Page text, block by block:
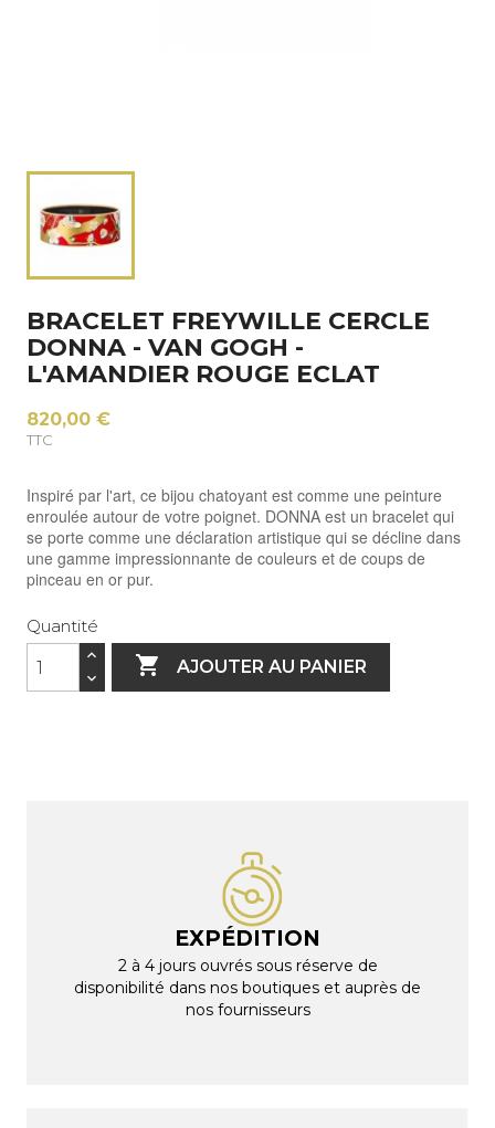
BRACELET FREYWILLE CERCLE
DONNA - VAN GOGH -
L'AMANDIER ROUGE ECLAT
820,00 €
TTC
Inspiré par l'art, ce bijou chatoyant est comme une peinture
enroulée autour de votre poignet. DONNA est un bracelet qui
se porte comme une déclaration artistique qui se décline dans
une gamme impressionnante de couleurs et de coups de
pinceau en or pur.
Quantité
 AJOUTER AU PANIER
EXPÉDITION
2 à 4 jours ouvrés sous réserve de
disponibilité dans nos boutiques et auprès de
nos fournisseurs